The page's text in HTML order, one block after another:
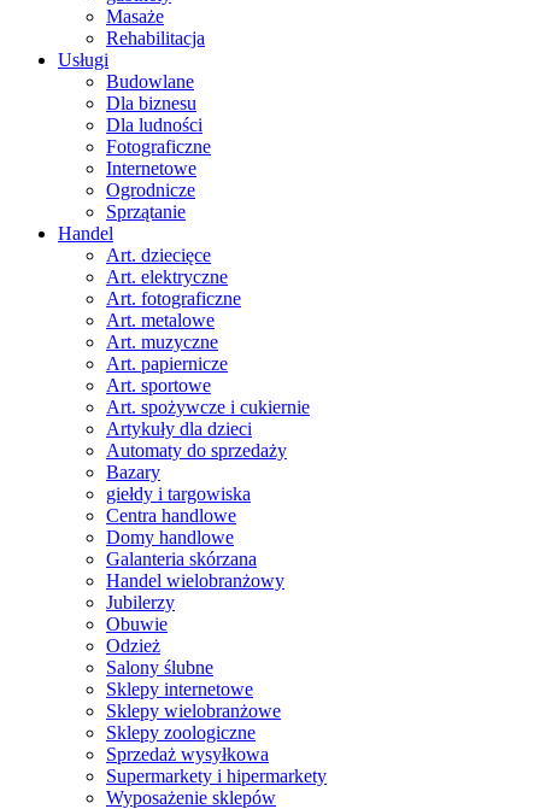
Masaże
Rehabilitacja
Usługi
Budowlane
Dla biznesu
Dla ludności
Fotograficzne
Internetowe
Ogrodnicze
Sprzątanie
Handel
Art. dziecięce
Art. elektryczne
Art. fotograficzne
Art. metalowe
Art. muzyczne
Art. papiernicze
Art. sportowe
Art. spożywcze i cukiernie
Artykuły dla dzieci
Automaty do sprzedaży
Bazary
giełdy i targowiska
Centra handlowe
Domy handlowe
Galanteria skórzana
Handel wielobranżowy
Jubilerzy
Obuwie
Odzież
Salony ślubne
Sklepy internetowe
Sklepy wielobranżowe
Sklepy zoologiczne
Sprzedaż wysyłkowa
Supermarkety i hipermarkety
Wyposażenie sklepów